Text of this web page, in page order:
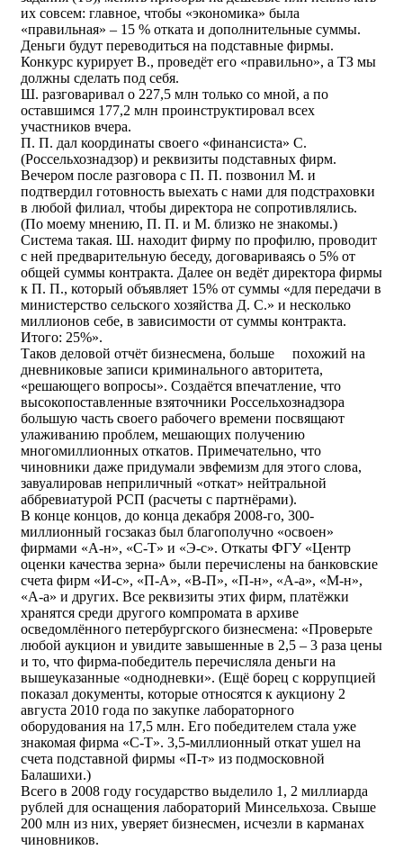
их совсем: главное, чтобы «экономика» была
«правильная» – 15 % отката и дополнительные суммы.
Деньги будут переводиться на подставные фирмы.
Конкурс курирует В., проведёт его «правильно», а ТЗ мы
должны сделать под себя.
Ш. разговаривал о 227,5 млн только со мной, а по
оставшимся 177,2 млн проинструктировал всех
участников вчера.
П. П. дал координаты своего «финансиста» С.
(Россельхознадзор) и реквизиты подставных фирм.
Вечером после разговора с П. П. позвонил М. и
подтвердил готовность выехать с нами для подстраховки
в любой филиал, чтобы директора не сопротивлялись.
(По моему мнению, П. П. и М. близко не знакомы.)
Система такая. Ш. находит фирму по профилю, проводит
с ней предварительную беседу, договариваясь о 5% от
общей суммы контракта. Далее он ведёт директора фирмы
к П. П., который объявляет 15% от суммы «для передачи в
министерство сельского хозяйства Д. С.» и несколько
миллионов себе, в зависимости от суммы контракта.
Итого: 25%».
Таков деловой отчёт бизнесмена, больше похожий на
дневниковые записи криминального авторитета,
«решающего вопросы». Создаётся впечатление, что
высокопоставленные взяточники Россельхознадзора
большую часть своего рабочего времени посвящают
улаживанию проблем, мешающих получению
многомиллионных откатов. Примечательно, что
чиновники даже придумали эвфемизм для этого слова,
завуалировав неприличный «откат» нейтральной
аббревиатурой РСП (расчеты с партнёрами).
В конце концов, до конца декабря 2008-го, 300-
миллионный госзаказ был благополучно «освоен»
фирмами «А-н», «С-Т» и «Э-с». Откаты ФГУ «Центр
оценки качества зерна» были перечислены на банковские
счета фирм «И-с», «П-А», «В-П», «П-н», «А-а», «М-н»,
«А-а» и других. Все реквизиты этих фирм, платёжки
хранятся среди другого компромата в архиве
осведомлённого петербургского бизнесмена: «Проверьте
любой аукцион и увидите завышенные в 2,5 – 3 раза цены
и то, что фирма-победитель перечисляла деньги на
вышеуказанные «однодневки». (Ещё борец с коррупцией
показал документы, которые относятся к аукциону 2
августа 2010 года по закупке лабораторного
оборудования на 17,5 млн. Его победителем стала уже
знакомая фирма «С-Т». 3,5-миллионный откат ушел на
счета подставной фирмы «П-т» из подмосковной
Балашихи.)
Всего в 2008 году государство выделило 1, 2 миллиарда
рублей для оснащения лабораторий Минсельхоза. Свыше
200 млн из них, уверяет бизнесмен, исчезли в карманах
чиновников.